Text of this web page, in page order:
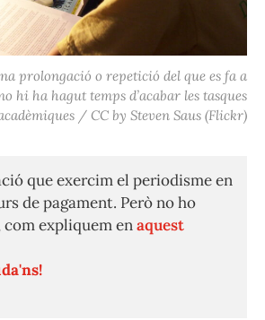
prolongació o repetició del que es fa a
hi ha hagut temps d’acabar les tasques
/ CC by Steven Saus (Flickr)
que exercim el periodisme en
de pagament. Però no ho
expliquem enaquest